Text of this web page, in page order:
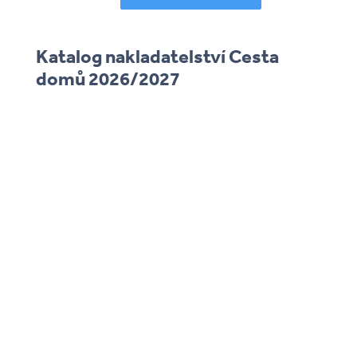
Katalog nakladatelství Cesta
domů 2026/2027